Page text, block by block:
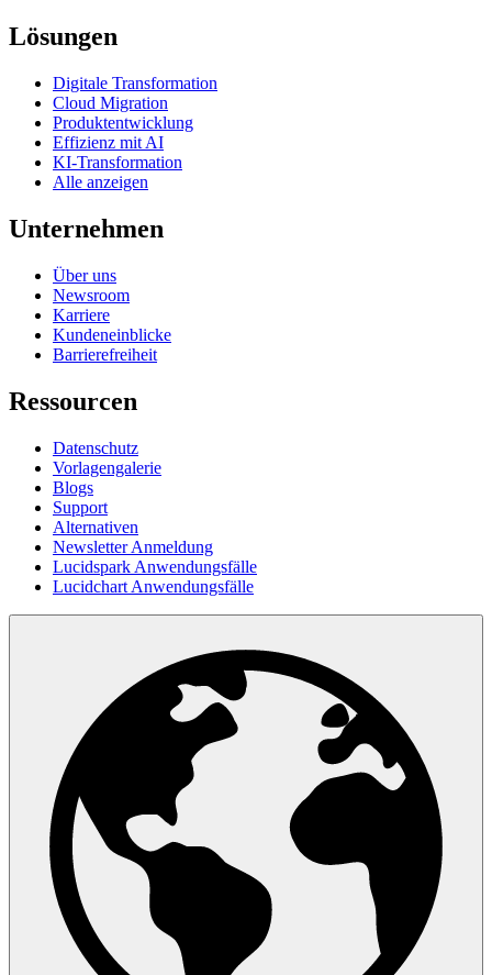
Lösungen
Digitale Transformation
Cloud Migration
Produktentwicklung
Effizienz mit AI
KI-Transformation
Alle anzeigen
Unternehmen
Über uns
Newsroom
Karriere
Kundeneinblicke
Barrierefreiheit
Ressourcen
Datenschutz
Vorlagengalerie
Blogs
Support
Alternativen
Newsletter Anmeldung
Lucidspark Anwendungsfälle
Lucidchart Anwendungsfälle